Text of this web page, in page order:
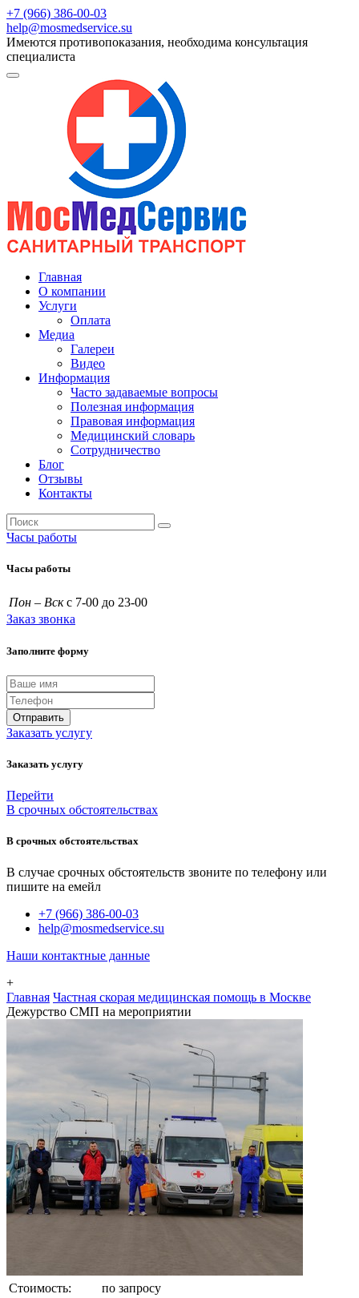
+7 (966) 386-00-03
help@mosmedservice.su
Имеются противопоказания, необходима консультация
специалиста
Главная
О компании
Услуги
Оплата
Медиа
Галереи
Видео
Информация
Часто задаваемые вопросы
Полезная информация
Правовая информация
Медицинский словарь
Сотрудничество
Блог
Отзывы
Контакты
Часы работы
Часы работы
Пон – Вск с 7-00 до 23-00
Заказ звонка
Заполните форму
Отправить
Заказать услугу
Заказать услугу
Перейти
В срочных обстоятельствах
В срочных обстоятельствах
В случае срочных обстоятельств звоните по телефону или
пишите на емейл
+7 (966) 386-00-03
help@mosmedservice.su
Наши контактные данные
+
Главная Частная скорая медицинская помощь в Москве
Дежурство СМП на мероприятии
Стоимость:
по запросу